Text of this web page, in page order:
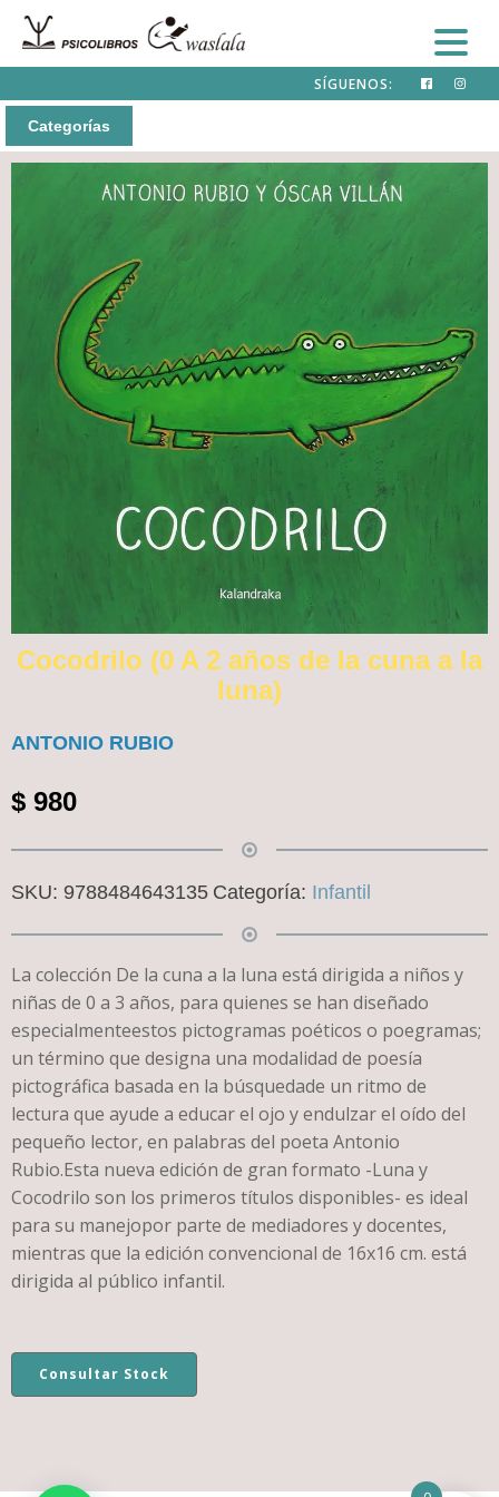
SÍGUENOS:
Categorías
Cocodrilo (0 A 2 años de la cuna a la
luna)
ANTONIO RUBIO
$ 980
SKU: 9788484643135 Categoría: Infantil
La colección De la cuna a la luna está dirigida a niños y
niñas de 0 a 3 años, para quienes se han diseñado
especialmenteestos pictogramas poéticos o poegramas;
un término que designa una modalidad de poesía
pictográfica basada en la búsquedade un ritmo de
lectura que ayude a educar el ojo y endulzar el oído del
pequeño lector, en palabras del poeta Antonio
Rubio.Esta nueva edición de gran formato -Luna y
Cocodrilo son los primeros títulos disponibles- es ideal
para su manejopor parte de mediadores y docentes,
mientras que la edición convencional de 16x16 cm. está
dirigida al público infantil.
Consultar Stock